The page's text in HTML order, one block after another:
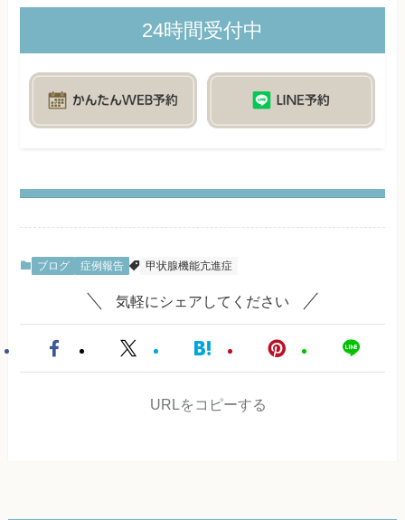
24時間受付中
ブログ 症例報告 甲状腺機能亢進症
気軽にシェアしてください
URLをコピーする